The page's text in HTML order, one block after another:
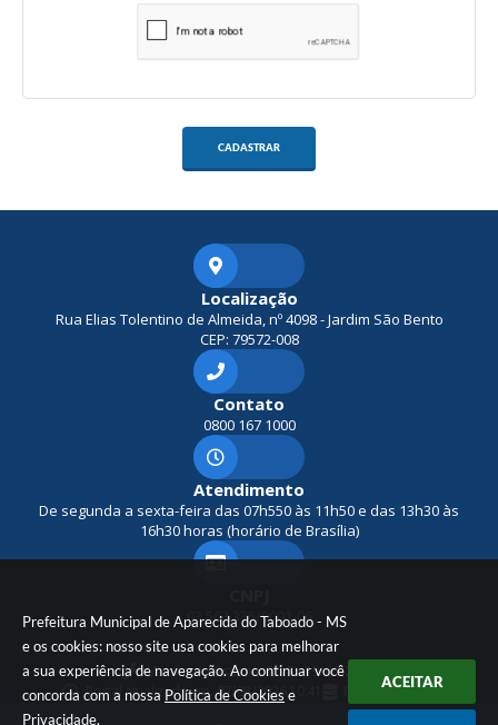
Prefeitura Municipal de Aparecida do Taboado - MS
e os cookies: nosso site usa cookies para melhorar
a sua experiência de navegação. Ao continuar você
concorda com a nossa Política de Cookies e
Privacidade.
ACEITAR
CADASTRAR
Localização
Rua Elias Tolentino de Almeida, nº 4098 - Jardim São Bento
CEP: 79572-008
Contato
0800 167 1000
Atendimento
De segunda a sexta-feira das 07h550 às 11h50 e das 13h30 às
16h30 horas (horário de Brasília)
03.563.335/0001-06
Versão do Sistema:3.5.3 - 19/06/2026
Portal atualizado em:07/08/2026 10:41 Dados Abertos